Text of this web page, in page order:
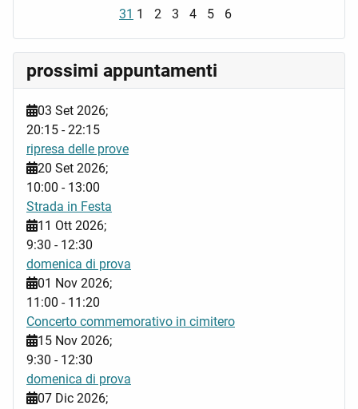
31 1 2 3 4 5 6
prossimi appuntamenti
03 Set 2026;
20:15 -22:15
ripresa delle prove
20 Set 2026;
10:00 - 13:00
Strada in Festa
11 Ott 2026;
9:30 - 12:30
domenica di prova
01 Nov 2026;
11:00 - 11:20
Concerto commemorativo in cimitero
15 Nov 2026;
9:30 - 12:30
domenica di prova
07 Dic 2026;